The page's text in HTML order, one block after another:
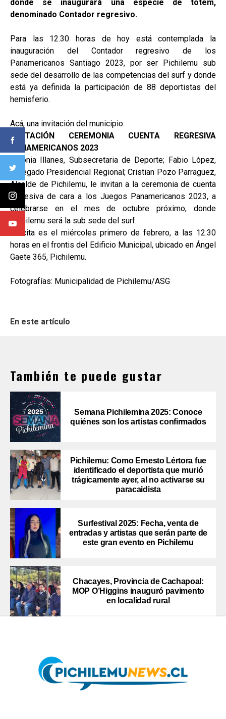
donde se inaugurará una especie de totem,
denominado Contador regresivo.
Para las 12.30 horas de hoy está contemplada la
inauguración del Contador regresivo de los
Panamericanos Santiago 2023, por ser Pichilemu sub
sede del desarrollo de las competencias del surf y donde
está ya definida la participación de 88 deportistas del
hemisferio.
Acá, una invitación del municipio:
INVITACIÓN CEREMONIA CUENTA REGRESIVA
PANAMERICANOS 2023
Antonia Illanes, Subsecretaria de Deporte; Fabio López,
Delegado Presidencial Regional; Cristian Pozo Parraguez,
Alcalde de Pichilemu, le invitan a la ceremonia de cuenta
regresiva de cara a los Juegos Panamericanos 2023, a
celebrarse en el mes de octubre próximo, donde
Pichilemu será la sub sede del surf.
La cita es el miércoles primero de febrero, a las 12:30
horas en el frontis del Edificio Municipal, ubicado en Ángel
Gaete 365, Pichilemu.
Fotografías: Municipalidad de Pichilemu/ASG
En este artículo
También te puede gustar
Semana Pichilemina 2025: Conoce
quiénes son los artistas confirmados
Pichilemu: Como Ernesto Lértora fue
identificado el deportista que murió
trágicamente ayer, al no activarse su
paracaidista
Surfestival 2025: Fecha, venta de
entradas y artistas que serán parte de
este gran evento en Pichilemu
Chacayes, Provincia de Cachapoal:
MOP O’Higgins inauguró pavimento
en localidad rural